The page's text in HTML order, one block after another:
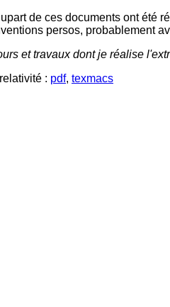
de ces documents ont été
persos, probablement
et travaux dont je réalise
: pdf, texmacs